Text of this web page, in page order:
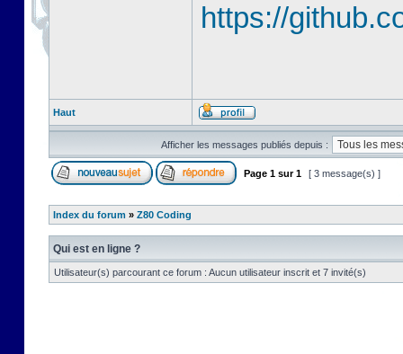
https://
Haut
Afficher les messages publiés depuis :
Page 1 sur1 [ 3 message(s) ]
Index du forum » Z80 Coding
Qui est en ligne ?
Utilisateur(s) parcourant ce forum : Aucun utilisateur inscrit et 7 invité(s)